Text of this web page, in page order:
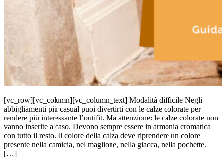
[vc_row][vc_column][vc_column_text] Modalità difficile Negli
abbigliamenti più casual puoi divertirti con le calze colorate per
rendere più interessante l’outifit. Ma attenzione: le calze colorate non
vanno inserite a caso. Devono sempre essere in armonia cromatica
con tutto il resto. Il colore della calza deve riprendere un colore
presente nella camicia, nel maglione, nella giacca, nella pochette.
[…]